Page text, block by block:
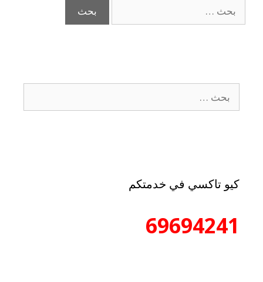
كيو تاكسي في خدمتكم
69694241